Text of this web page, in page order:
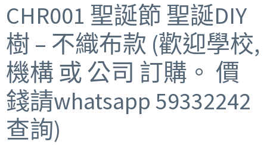
CHR001 聖誕節 聖誕DIY
樹 – 不織布款 (歡迎學校,
機構 或 公司 訂購。 價
錢請whatsapp 59332242
查詢)